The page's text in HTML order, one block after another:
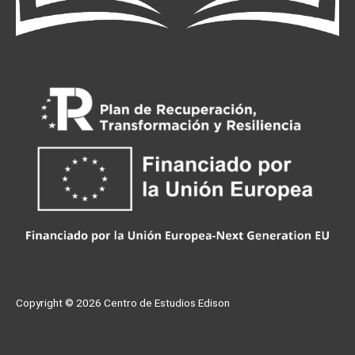
Copyright © 2026 Centro de Estudios Edison